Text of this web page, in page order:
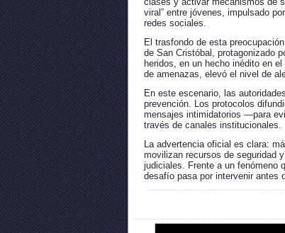
viral” entre jóvenes, impulsado
redes sociales.
El trasfondo de esta
de San Cristóbal, protagonizado
heridos, en un hecho inédito en
de amenazas, elevó el nivel de
En este escenario, las
prevención. Los protocolos
mensajes intimidatorios —para
través de canales institucionales.
La advertencia oficial es clara:
movilizan recursos de seguridad
judiciales. Frente a un fenómeno
desafío pasa por intervenir antes